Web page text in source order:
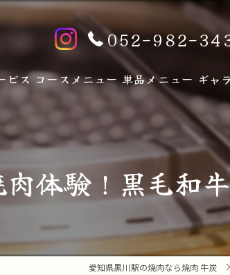
052-982-
ビス コースメニュー 単品メニュー ギャ
体験！黒毛和
愛知県黒川駅の焼肉なら焼肉 牛炭